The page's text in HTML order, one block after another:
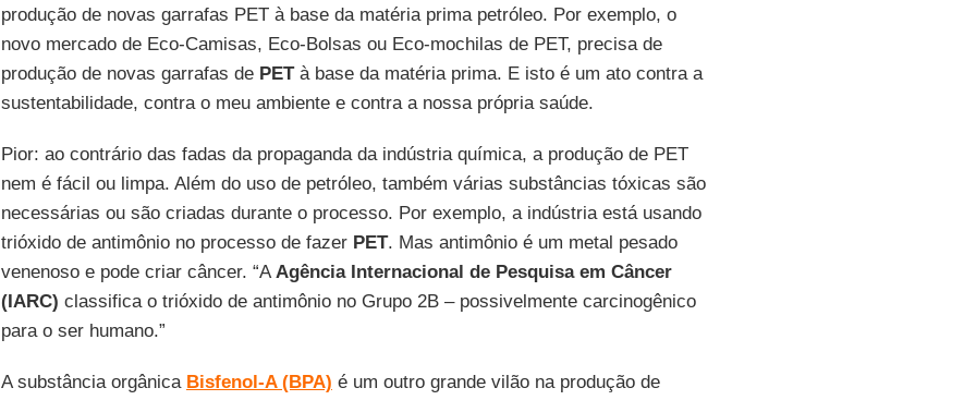
produção de novas garrafas PET à base da matéria prima petróleo. Por exemplo, o
novo mercado de Eco-Camisas, Eco-Bolsas ou Eco-mochilas de PET, precisa de
produção de novas garrafas de PETà base da matéria prima. E isto é um ato contra a
sustentabilidade, contra o meu ambiente e contra a nossa própria saúde.
Pior: ao contrário das fadas da propaganda da indústria química, a produção de PET
nem é fácil ou limpa. Além do uso de petróleo, também várias substâncias tóxicas são
necessárias ou são criadas durante o processo. Por exemplo, a indústria está usando
trióxido de antimônio no processo de fazer PET. Mas antimônio é um metal pesado
venenoso e pode criar câncer. “AAgência Internacional de Pesquisa em Câncer
(IARC) classifica o trióxido de antimônio no Grupo 2B – possivelmente carcinogênico
para o ser humano.”
A substância orgânica Bisfenol-A (BPA) é um outro grande vilão na produção de